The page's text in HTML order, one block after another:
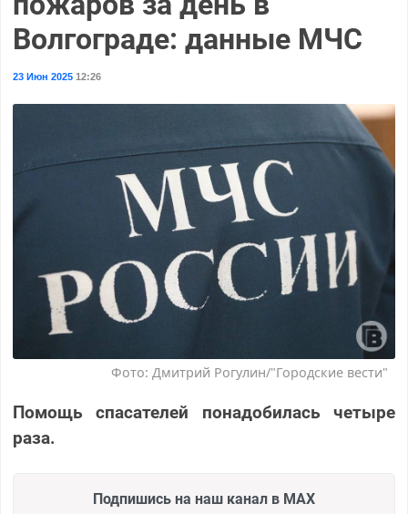
Волгограде: данные МЧС
23 Июн 202512:26
Фото: Дмитрий Рогулин/"Городские вести"
Помощь спасателей понадобилась четыре
раза.
Подпишись на наш канал в MAX